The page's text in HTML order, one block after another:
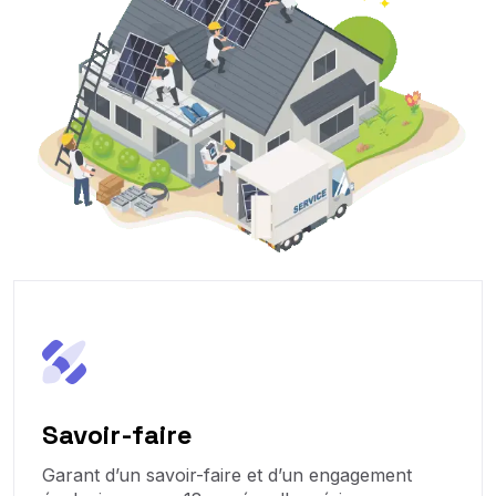
Savoir-faire
Garant d’un savoir-faire et d’un engagement